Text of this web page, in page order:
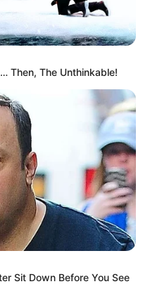
Then, The Unthinkable!
Sit Down Before You See